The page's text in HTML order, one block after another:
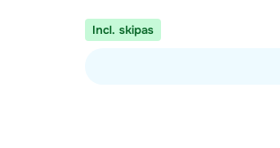
Incl. skipas